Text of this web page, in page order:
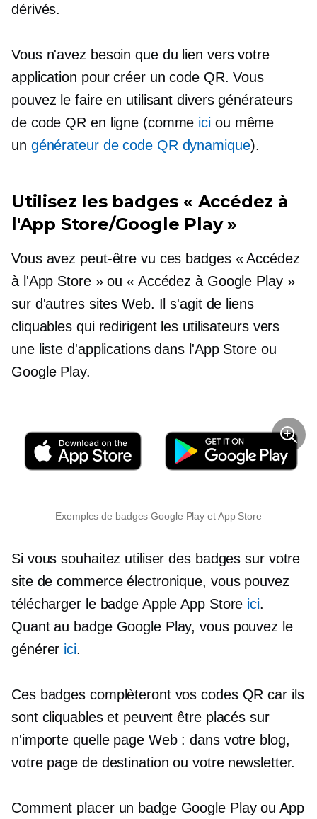
dérivés.
Vous n'avez besoin que du lien vers votre
application pour créer un code QR. Vous
pouvez le faire en utilisant divers générateurs
de code QR en ligne (comme ici ou même
un générateur de code QR dynamique).
Utilisez les badges « Accédez à
l'App Store/Google Play »
Vous avez peut-être vu ces badges « Accédez
à l'App Store » ou « Accédez à Google Play »
sur d'autres sites Web. Il s'agit de liens
cliquables qui redirigent les utilisateurs vers
une liste d'applications dans l'App Store ou
Google Play.
Exemples de badges Google Play et App Store
Si vous souhaitez utiliser des badges sur votre
site de commerce électronique, vous pouvez
télécharger le badge Apple App Store ici.
Quant au badge Google Play, vous pouvez le
générer ici.
Ces badges complèteront vos codes QR car ils
sont cliquables et peuvent être placés sur
n'importe quelle page Web : dans votre blog,
votre page de destination ou votre newsletter.
Comment placer un badge Google Play ou App